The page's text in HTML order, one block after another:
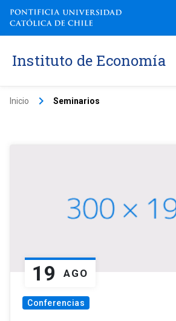
Instituto de Economía
Inicio keyboard_arrow_right Seminarios
19 AGO
Conferencias